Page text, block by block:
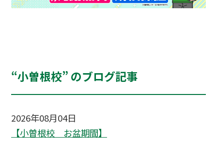
“小曽根校” のブログ記事
2026年08月04日
【小曽根校 お盆期間】